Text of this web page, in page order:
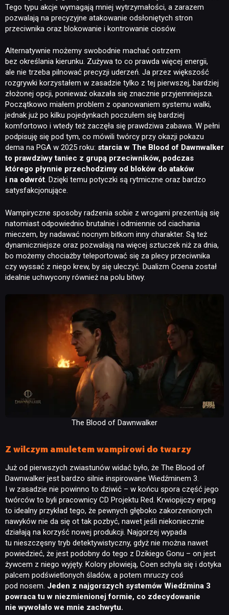
Tego typu akcje wymagają mniej wytrzymałości, a zarazem
pozwalają na precyzyjne atakowanie odsłoniętych stron
przeciwnika oraz blokowanie i kontrowanie ciosów.
Alternatywnie możemy swobodnie machać ostrzem
bez określania kierunku. Zużywa to co prawda więcej energii,
ale nie trzeba pilnować precyzji uderzeń. Ja przez większość
rozgrywki korzystałem w zasadzie tylko z tej pierwszej, bardziej
złożonej opcji, ponieważ okazała się znacznie przyjemniejsza.
Początkowo miałem problem z opanowaniem systemu walki,
jednak już po kilku pojedynkach poczułem się bardziej
komfortowo i wtedy też zaczęła się prawdziwa zabawa. W pełni
podpisuję się pod tym, co mówili twórcy przy okazji pokazu
dema na PGA w 2025 roku: starcia w The Blood of Dawnwalker
to prawdziwy taniec z grupą przeciwników, podczas
którego płynnie przechodzimy od bloków do ataków
i na odwrót. Dzięki temu potyczki są rytmiczne oraz bardzo
satysfakcjonujące.
Wampiryczne sposoby radzenia sobie z wrogami prezentują się
natomiast odpowiednio brutalnie i odmiennie od ciachania
mieczem, by nadawać nocnym bitkom inny charakter. Są też
dynamiczniejsze oraz pozwalają na więcej sztuczek niż za dnia,
bo możemy chociażby teleportować się za plecy przeciwnika
czy wyssać z niego krew, by się uleczyć. Dualizm Coena został
idealnie uchwycony również na polu bitwy.
The Blood of Dawnwalker
Z wilczym amuletem wampirowi do twarzy
Już od pierwszych zwiastunów widać było, że The Blood of
Dawnwalker jest bardzo silnie inspirowane Wiedźminem 3.
I w zasadzie nie powinno to dziwić – w końcu spora część jego
twórców to byli pracownicy CD Projektu Red. Krwiopijczy erpeg
to idealny przykład tego, że pewnych głęboko zakorzenionych
nawyków nie da się ot tak pozbyć, nawet jeśli niekoniecznie
działają na korzyść nowej produkcji. Najgorzej wypada
tu nieszczęsny tryb detektywistyczny, gdyż nie można nawet
powiedzieć, że jest podobny do tego z Dzikiego Gonu – on jest
żywcem z niego wyjęty. Kolory płowieją, Coen schyla się i dotyka
palcem podświetlonych śladów, a potem mruczy coś
pod nosem. Jeden z najgorszych systemów Wiedźmina 3
powraca tu w niezmienionej formie, co zdecydowanie
nie wywołało we mnie zachwytu.